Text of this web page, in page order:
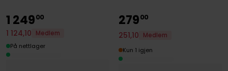
1 24900
1 124,10
Medlem
På nettlager
27900
251,10
Medlem
Kun 1 igjen